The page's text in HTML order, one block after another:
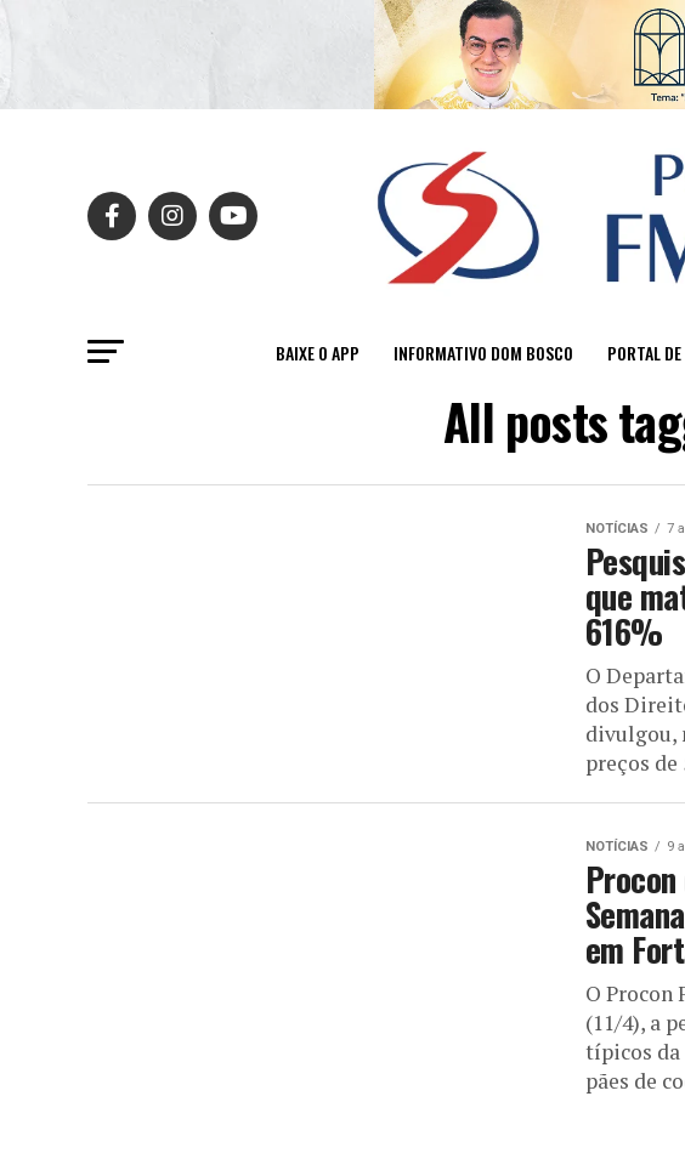
BAIXE O APP INFORMATIVO DOM BOSCO PORTAL
All posts
NOTÍCIAS 7
que
616%
O
dos
divulgou,
preços
NOTÍCIAS 9
em
O
(11/4), a
típicos da
pães de